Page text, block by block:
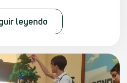
leyendo